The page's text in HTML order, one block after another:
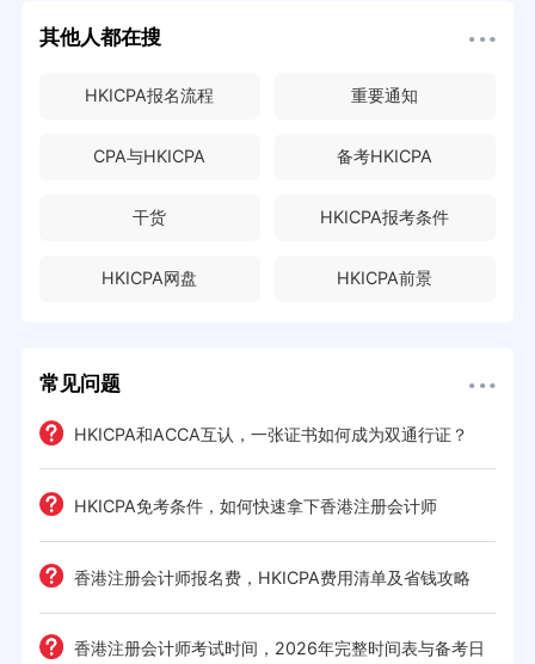
其他人都在搜
HKICPA报名流程 重要通知
CPA与HKICPA 备考HKICPA
干货 HKICPA报考条件
HKICPA网盘 HKICPA前景
常见问题
HKICPA和ACCA互认，一张证书如何成为双通行证？
HKICPA免考条件，如何快速拿下香港注册会计师
香港注册会计师报名费，HKICPA费用清单及省钱攻略
香港注册会计师考试时间，2026年完整时间表与备考日